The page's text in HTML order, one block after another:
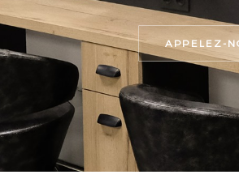
APPELEZ-